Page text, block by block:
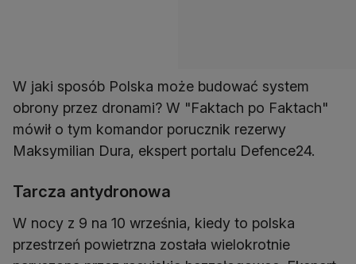
W jaki sposób Polska może budować system
obrony przez dronami? W "Faktach po Faktach"
mówił o tym komandor porucznik rezerwy
Maksymilian Dura, ekspert portalu Defence24.
Tarcza antydronowa
W nocy z 9 na 10 września, kiedy to polska
przestrzeń powietrzna została wielokrotnie